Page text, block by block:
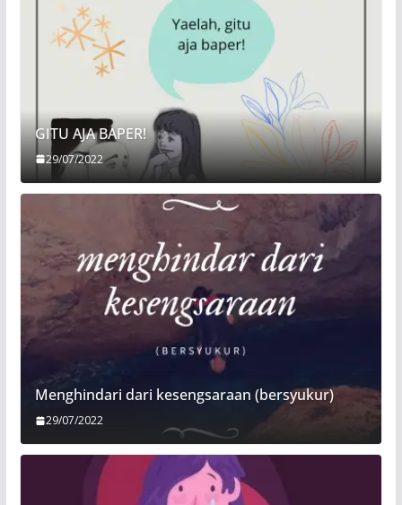
GITU AJA BAPER!
29/07/2022
Menghindari dari kesengsaraan (bersyukur)
29/07/2022